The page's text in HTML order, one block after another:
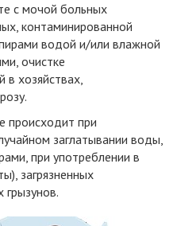
с мочой больных
контаминированной
водой и/или влажной
очистке
хозяйствах,
происходит при
заглатывании воды,
при употреблении в
загрязненных